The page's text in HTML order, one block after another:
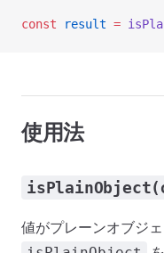
const result =
使用法
値がプレーンオブジ